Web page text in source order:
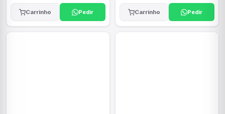
Carrinho Pedir Carrinho Pedir